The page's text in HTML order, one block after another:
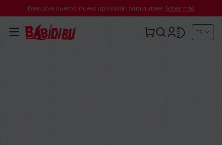
Descubre nuestra nueva aplicación para autores Saber más
ES